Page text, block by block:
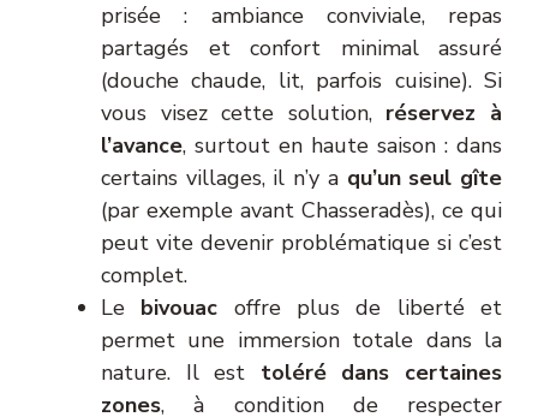
prisée : ambiance conviviale, repas
partagés et confort minimal assuré
(douche chaude, lit, parfois cuisine). Si
vous visez cette solution, réservez à
l’avance, surtout en haute saison : dans
certains villages, il n’y a qu’un seul gîte
(par exemple avant Chasseradès), ce qui
peut vite devenir problématique si c’est
complet.
Le bivouac offre plus de liberté et
permet une immersion totale dans la
nature. Il est toléré dans certaines
zones, à condition de respecter